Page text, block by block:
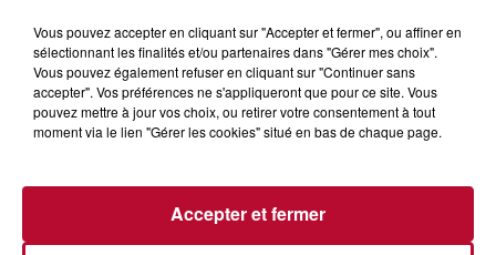
7 août 2026
DINER CONCERT À LA MJC DE MARSEILLAN
Vous pouvez accepter en cliquant sur "Accepter et fermer", ou affiner en
sélectionnant les finalités et/ou partenaires dans "Gérer mes choix".
Vous pouvez également refuser en cliquant sur "Continuer sans
accepter". Vos préférences ne s'appliqueront que pour ce site. Vous
pouvez mettre à jour vos choix, ou retirer votre consentement à tout
moment via le lien "Gérer les cookies" situé en bas de chaque page.
Accepter et fermer